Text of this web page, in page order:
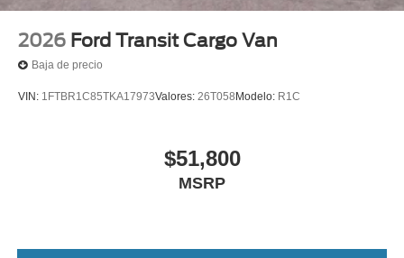
2026 Ford Transit Cargo Van
Baja de precio
VIN: 1FTBR1C85TKA17973Valores: 26T058Modelo: R1C
$51,800
MSRP